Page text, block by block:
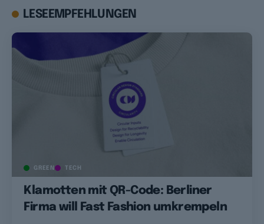
LESEEMPFEHLUNGEN
GREEN TECH
Klamotten mit QR-Code: Berliner
Firma will Fast Fashion umkrempeln